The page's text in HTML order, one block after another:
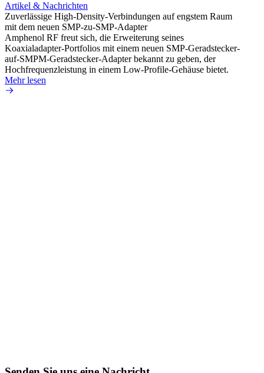
Artikel & Nachrichten
Zuverlässige High-Density-Verbindungen auf engstem Raum
mit dem neuen SMP-zu-SMP-Adapter
Amphenol RF freut sich, die Erweiterung seines
Koaxialadapter-Portfolios mit einem neuen SMP-Geradstecker-
auf-SMPM-Geradstecker-Adapter bekannt zu geben, der
Hochfrequenzleistung in einem Low-Profile-Gehäuse bietet.
Mehr lesen